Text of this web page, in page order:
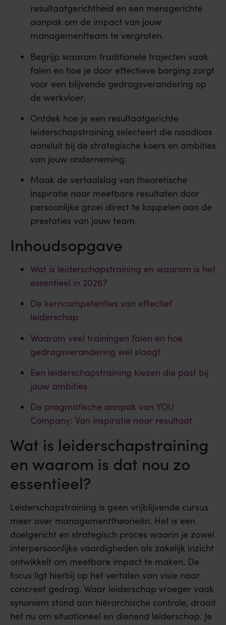
resultaatgerichtheid en een mensgerichte
aanpak om de impact van jouw
managementteam te vergroten.
Begrijp waarom traditionele trajecten vaak
falen en hoe je door effectieve borging zorgt
voor een blijvende gedragsverandering op
de werkvloer.
Ontdek hoe je een resultaatgerichte
leiderschapstraining selecteert die naadloos
aansluit bij de strategische koers en ambities
van jouw onderneming.
Maak de vertaalslag van theoretische
inspiratie naar meetbare resultaten door
persoonlijke groei direct te koppelen aan de
prestaties van jouw team.
Inhoudsopgave
Wat is leiderschapstraining en waarom is het
essentieel in 2026?
De kerncompetenties van effectief
leiderschap
Waarom veel trainingen falen en hoe
gedragsverandering wél slaagt
Een leiderschapstraining kiezen die past bij
jouw ambities
De pragmatische aanpak van YOU
Company: Van inspiratie naar resultaat
Wat is leiderschapstraining
en waarom is dat nou zo
essentieel?
Leiderschapstraining is geen vrijblijvende cursus
meer over managementtheorieën. Het is een
doelgericht en strategisch proces waarin je zowel
interpersoonlijke vaardigheden als zakelijk inzicht
ontwikkelt om meetbare impact te maken. De
focus ligt hierbij op het vertalen van visie naar
concreet gedrag. Waar leiderschap vroeger vaak
synoniem stond aan hiërarchische controle, draait
het nu om situationeel en dienend leiderschap. Je